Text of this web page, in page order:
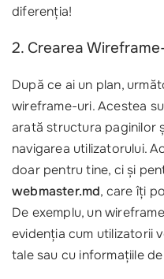
diferenția!
2. Crearea
După ce ai un plan,
wireframe-uri. Acestea
arată structura paginilor
navigarea utilizatorului.
doar pentru tine, ci și
webmaster.md, care îți
De exemplu, un
evidenția cum utilizatorii
tale sau cu informațiile